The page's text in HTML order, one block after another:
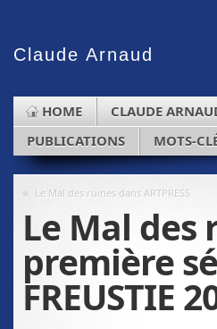
Claude Arnaud
HOME CLAUDE
PUBLICATIONS
MOTS-
« Le Mal des ruines dans ARTPRESS
Le Mal des
première
FREUSTIE